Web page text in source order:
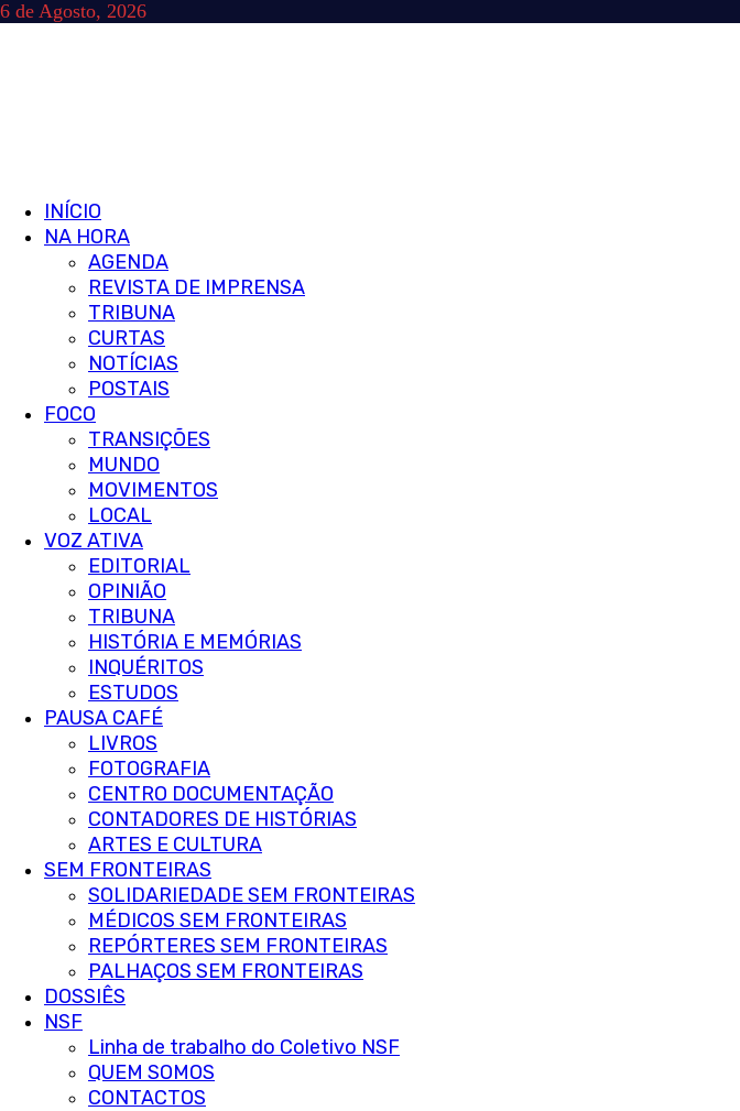
Skip
6 de Agosto, 2026
Primary
Menu
INÍCIO
NA HORA
AGENDA
REVISTA DE IMPRENSA
TRIBUNA
CURTAS
NOTÍCIAS
POSTAIS
FOCO
TRANSIÇÕES
MUNDO
MOVIMENTOS
LOCAL
VOZ ATIVA
EDITORIAL
OPINIÃO
TRIBUNA
HISTÓRIA E MEMÓRIAS
INQUÉRITOS
ESTUDOS
PAUSA CAFÉ
LIVROS
FOTOGRAFIA
CENTRO DOCUMENTAÇÃO
CONTADORES DE HISTÓRIAS
ARTES E CULTURA
SEM FRONTEIRAS
SOLIDARIEDADE SEM FRONTEIRAS
MÉDICOS SEM FRONTEIRAS
REPÓRTERES SEM FRONTEIRAS
PALHAÇOS SEM FRONTEIRAS
DOSSIÊS
NSF
Linha de trabalho do Coletivo NSF
QUEM SOMOS
CONTACTOS